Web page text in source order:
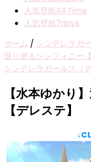
人気壁紙All Time
人気壁紙7days
ホーム / シンデレラガ
巡り巡るシンフォニー
シンデレラガールズ（
【水本ゆかり
【デレステ】